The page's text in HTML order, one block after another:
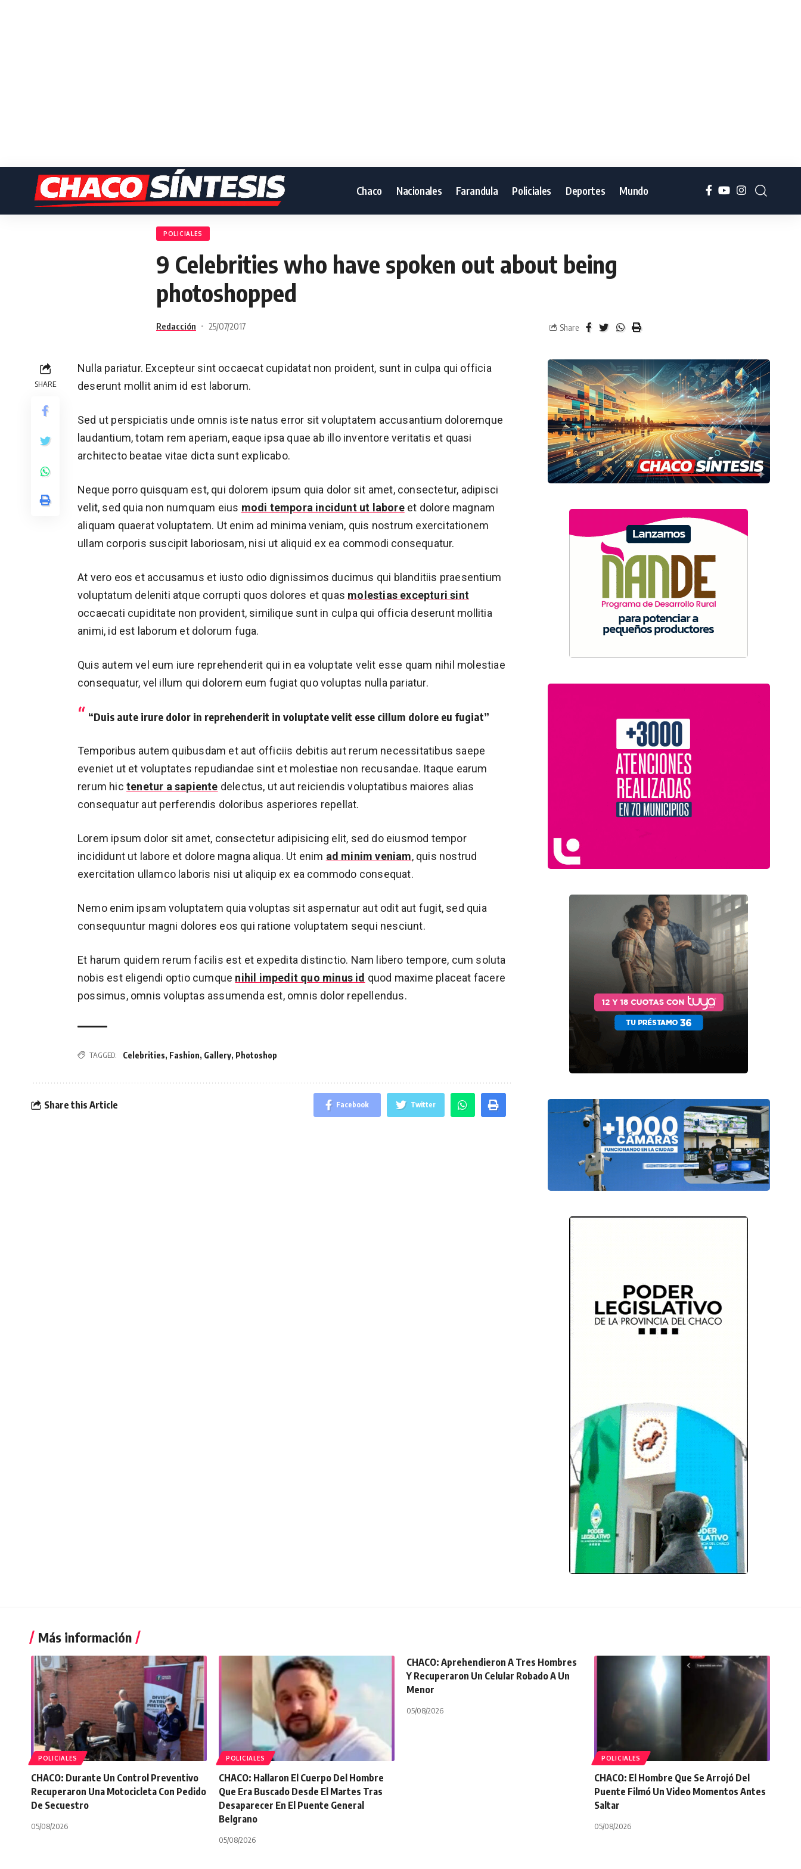
Chaco Nacionales Farandula Policiales Deportes Mundo
POLICIALES
9 Celebrities who have spoken out about being
photoshopped
Redacción 25/07/2017 Share
SHARE
Nulla pariatur. Excepteur sint occaecat cupidatat non proident, sunt in culpa qui officia
deserunt mollit anim id est laborum.
Sed ut perspiciatis unde omnis iste natus error sit voluptatem accusantium doloremque
laudantium, totam rem aperiam, eaque ipsa quae ab illo inventore veritatis et quasi
architecto beatae vitae dicta sunt explicabo.
Neque porro quisquam est, qui dolorem ipsum quia dolor sit amet, consectetur, adipisci
velit, sed quia non numquam eius modi tempora incidunt ut laboreet dolore magnam
aliquam quaerat voluptatem. Ut enim ad minima veniam, quis nostrum exercitationem
ullam corporis suscipit laboriosam, nisi ut aliquid ex ea commodi consequatur.
At vero eos et accusamus et iusto odio dignissimos ducimus qui blanditiis praesentium
voluptatum deleniti atque corrupti quos dolores et quas molestias excepturi sint
occaecati cupiditate non provident, similique sunt in culpa qui officia deserunt mollitia
animi, id est laborum et dolorum fuga.
Quis autem vel eum iure reprehenderit qui in ea voluptate velit esse quam nihil molestiae
consequatur, vel illum qui dolorem eum fugiat quo voluptas nulla pariatur.
“Duis aute irure dolor in reprehenderit in voluptate velit esse cillum dolore eu fugiat”
Temporibus autem quibusdam et aut officiis debitis aut rerum necessitatibus saepe
eveniet ut et voluptates repudiandae sint et molestiae non recusandae. Itaque earum
rerum hic tenetur a sapiente delectus, ut aut reiciendis voluptatibus maiores alias
consequatur aut perferendis doloribus asperiores repellat.
Lorem ipsum dolor sit amet, consectetur adipisicing elit, sed do eiusmod tempor
incididunt ut labore et dolore magna aliqua. Ut enim ad minim veniam, quis nostrud
exercitation ullamco laboris nisi ut aliquip ex ea commodo consequat.
Nemo enim ipsam voluptatem quia voluptas sit aspernatur aut odit aut fugit, sed quia
consequuntur magni dolores eos qui ratione voluptatem sequi nesciunt.
Et harum quidem rerum facilis est et expedita distinctio. Nam libero tempore, cum soluta
nobis est eligendi optio cumque nihil impedit quo minus id quod maxime placeat facere
possimus, omnis voluptas assumenda est, omnis dolor repellendus.
TAGGED: Celebrities, Fashion, Gallery, Photoshop
Share this Article Facebook Twitter
Más información
POLICIALES
CHACO: Durante Un Control Preventivo
Recuperaron Una Motocicleta Con Pedido
De Secuestro
05/08/2026
POLICIALES
CHACO: Hallaron El Cuerpo Del Hombre
Que Era Buscado Desde El Martes Tras
Desaparecer En El Puente General
Belgrano
05/08/2026
CHACO: Aprehendieron A Tres Hombres
Y Recuperaron Un Celular Robado A Un
Menor
05/08/2026
POLICIALES
CHACO: El Hombre Que Se Arrojó Del
Puente Filmó Un Video Momentos Antes
Saltar
05/08/2026